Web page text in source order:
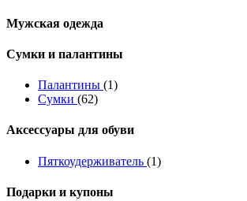
Мужская одежда
Сумки и палантины
Палантины (1)
Сумки (62)
Аксессуары для обуви
Пяткоудерживатель (1)
Подарки и купоны